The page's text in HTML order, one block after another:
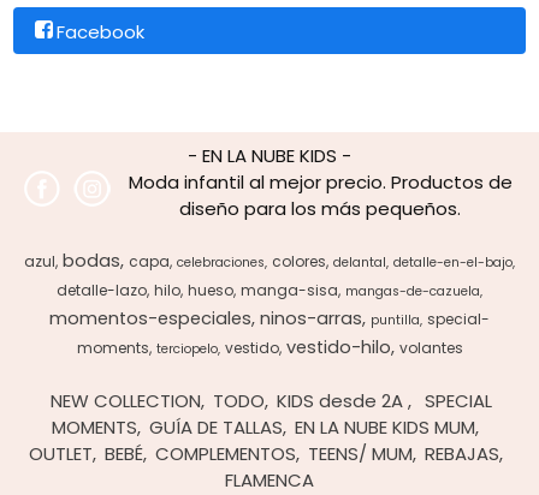
Facebook
- EN LA NUBE KIDS -
Moda infantil al mejor precio. Productos de
diseño para los más pequeños.
azul bodas capa celebraciones colores delantal detalle-en-el-bajo
detalle-lazo hilo hueso manga-sisa mangas-de-cazuela
momentos-especiales ninos-arras puntilla special-
moments terciopelo vestido vestido-hilo volantes
NEW COLLECTION TODO KIDS desde 2A
SPECIAL
MOMENTS GUÍA DE TALLAS EN LA NUBE KIDS MUM
OUTLET BEBÉ COMPLEMENTOS TEENS/ MUM REBAJAS
FLAMENCA